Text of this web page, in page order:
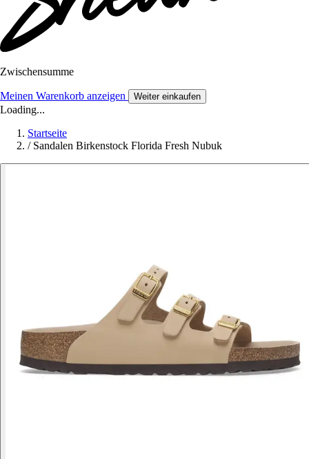
Zwischensumme
Meinen Warenkorb anzeigen Weiter einkaufen
Loading...
Startseite
/ Sandalen Birkenstock Florida Fresh Nubuk